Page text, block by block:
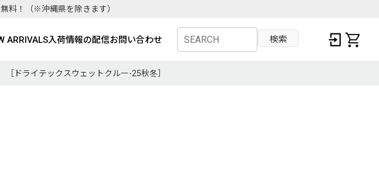
料！ （※沖縄県を除きます）
ARRIVALS入荷情報の配信お問い合わせ 検索
［ドライテックスウェットクルー-25秋冬］